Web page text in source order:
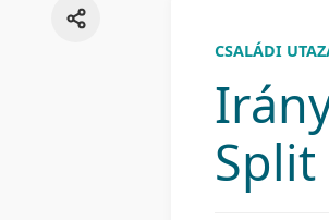
CSALÁDI
Split